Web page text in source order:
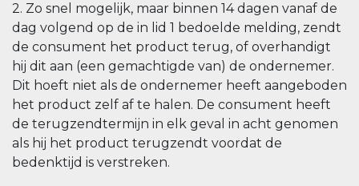
2. Zo snel mogelijk, maar binnen 14 dagen vanaf de
dag volgend op de in lid 1 bedoelde melding, zendt
de consument het product terug, of overhandigt
hij dit aan (een gemachtigde van) de ondernemer.
Dit hoeft niet als de ondernemer heeft aangeboden
het product zelf af te halen. De consument heeft
de terugzendtermijn in elk geval in acht genomen
als hij het product terugzendt voordat de
bedenktijd is verstreken.